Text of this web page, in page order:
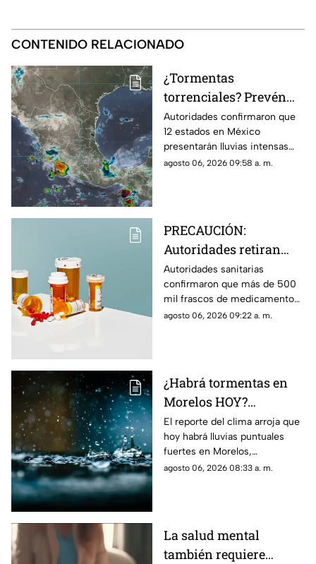
CONTENIDO RELACIONADO
¿Tormentas
torrenciales? Prevén
lluvias intensas en 12
estados de México HOY;
Morelos se encuentra
en la lista
Autoridades confirmaron que
12 estados en México
presentarán lluvias intensas
hoy jueves 6 de agosto de
agosto 06, 2026 09:58 a. m.
PRECAUCIÓN:
Autoridades retiran
más de 500 mil frascos
de medicamento para
la presión arterial que
podría desarrollar
Autoridades sanitarias
confirmaron que más de 500
mil frascos de medicamento
para la hipertensión fuero
agosto 06, 2026 09:22 a. m.
¿Habrá tormentas en
Morelos HOY?
Pronostican lluvias
puntuales fuertes con
descargas eléctricas en
estos municipios
El reporte del clima arroja que
hoy habrá lluvias puntuales
fuertes en Morelos,
acompañadas de actividad
agosto 06, 2026 08:33 a. m.
La salud mental
también requiere